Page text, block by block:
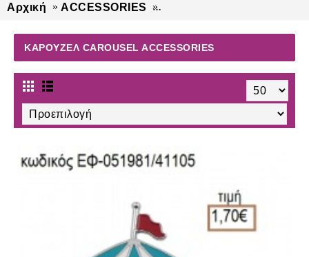
Αρχική ACCESSORIES
ΚΑΡΟΥΖΕΛ CAROUSEL ACCESSORIES